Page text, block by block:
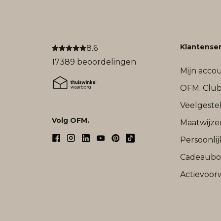
8.6
17389 beoordelingen
Volg OFM.
Mijn
OFM.